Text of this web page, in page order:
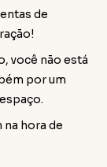
de
você não está
por um
hora de